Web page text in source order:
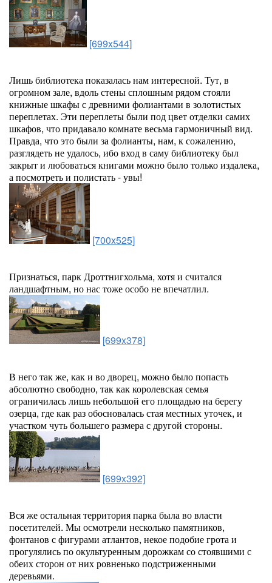
[699x544]
Лишь библиотека показалась нам интересной. Тут, в
огромном зале, вдоль стены сплошным рядом стояли
книжные шкафы с древними фолиантами в золотистых
переплетах. Эти переплеты были под цвет отделки самих
шкафов, что придавало комнате весьма гармоничный вид.
Правда, что это были за фолианты, нам, к сожалению,
разглядеть не удалось, ибо вход в саму библиотеку был
закрыт и любоваться книгами можно было только издалека,
а посмотреть и полистать - увы!
[700x525]
Признаться, парк Дроттнигхольма, хотя и считался
ландшафтным, но нас тоже особо не впечатлил.
[699x378]
В него так же, как и во дворец, можно было попасть
абсолютно свободно, так как королевская семья
ограничилась лишь небольшой его площадью на берегу
озерца, где как раз обосновалась стая местных уточек, и
участком чуть большего размера с другой стороны.
[699x392]
Вся же остальная территория парка была во власти
посетителей. Мы осмотрели несколько памятников,
фонтанов с фигурами атлантов, некое подобие грота и
прогулялись по окультуренным дорожкам со стоявшими с
обеих сторон от них ровненько подстриженными
деревьями.